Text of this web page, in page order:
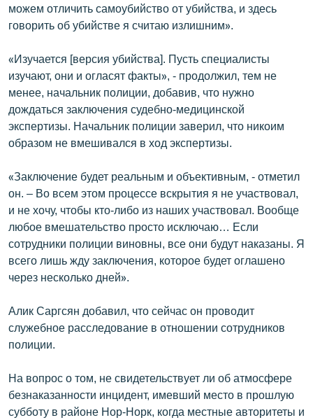
можем отличить самоубийство от убийства, и здесь
говорить об убийстве я считаю излишним».
«Изучается [версия убийства]. Пусть специалисты
изучают, они и огласят факты», - продолжил, тем не
менее, начальник полиции, добавив, что нужно
дождаться заключения судебно-медицинской
экспертизы. Начальник полиции заверил, что никоим
образом не вмешивался в ход экспертизы.
«Заключение будет реальным и объективным, - отметил
он. – Во всем этом процессе вскрытия я не участвовал,
и не хочу, чтобы кто-либо из наших участвовал. Вообще
любое вмешательство просто исключаю… Если
сотрудники полиции виновны, все они будут наказаны. Я
всего лишь жду заключения, которое будет оглашено
через несколько дней».
Алик Саргсян добавил, что сейчас он проводит
служебное расследование в отношении сотрудников
полиции.
На вопрос о том, не свидетельствует ли об атмосфере
безнаказанности инцидент, имевший место в прошлую
субботу в районе Нор-Норк, когда местные авторитеты и